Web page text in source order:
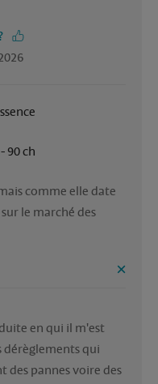
90 ch
comme elle date
le marché des
en qui il m'est
dérèglements qui
des pannes voire des